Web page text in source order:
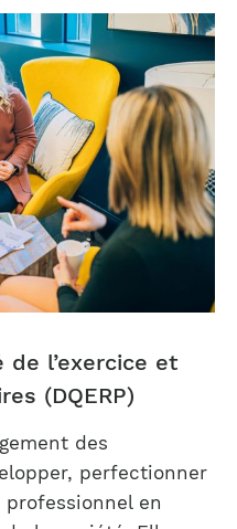
l’exercice et
(DQERP)
des
perfectionner
professionnel en